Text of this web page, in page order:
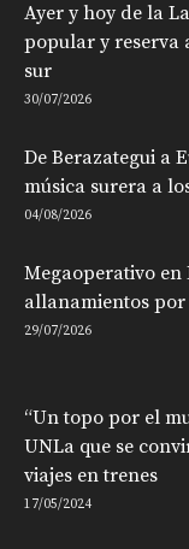
Ayer y hoy de la
popular y reserva
sur
30/07/2026
De Berazategui a
música surera a
04/08/2026
Megaoperativo en
allanamientos
29/07/2026
“Un topo por el
UNLa que se
viajes en trenes
17/05/2024